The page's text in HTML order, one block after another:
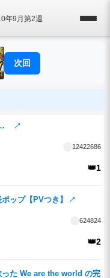
年9月第2週
次回
↗
12422686
👑1
ップ【PVつき】 ↗
624824
👑2
った We are the world の完